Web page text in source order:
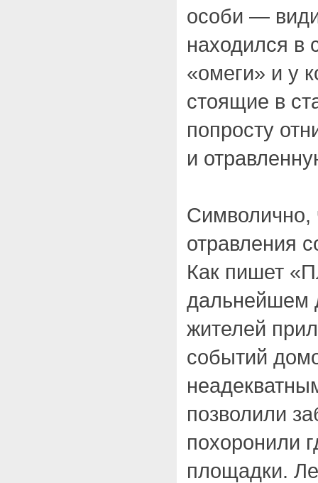
особи —
находился в
«омеги» и у
стоящие в
попросту
и
Символично,
отравления
Как пишет
дальнейшем
жителей
событий
позволили
похоронили
площадки.